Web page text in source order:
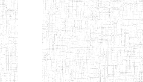
ENIEG DE
YAGOUA
ENIEG DE